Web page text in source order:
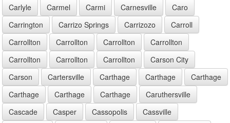
Carlyle Carmel Carmi Carnesville
Caro
Carrington
Carrizo Springs Carrizozo
Carroll
Carrollton
Carrollton Carrollton
Carrollton
Carrollton
Carrollton Carrollton
Carson City
Carson
Cartersville Carthage Carthage
Carthage
Carthage
Carthage Carthage
Caruthersville
Cascade
Casper Cassopolis
Cassville